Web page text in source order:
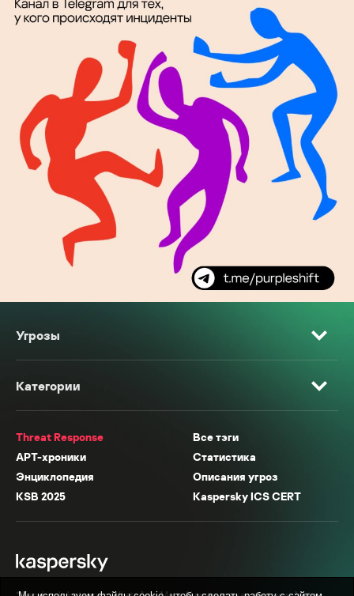
Угрозы
Категории
Threat Response
Все тэги
APT-хроники
Статистика
Энциклопедия
Описания угроз
KSB 2025
Kaspersky ICS CERT